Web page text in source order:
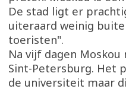
De stad ligt er
uiteraard weinig
toeristen".
Na vijf dagen
Sint-Petersburg. Het
de universiteit maar